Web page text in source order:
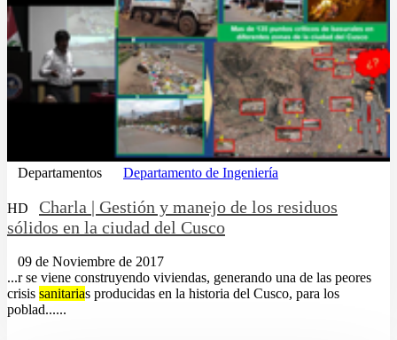
Departamentos Departamento de Ingeniería
HD
Charla | Gestión y manejo de los residuos
sólidos en la ciudad del Cusco
09 de Noviembre de 2017
...r se viene construyendo viviendas, generando una de las peores
crisis sanitarias producidas en la historia del Cusco, para los
poblad......